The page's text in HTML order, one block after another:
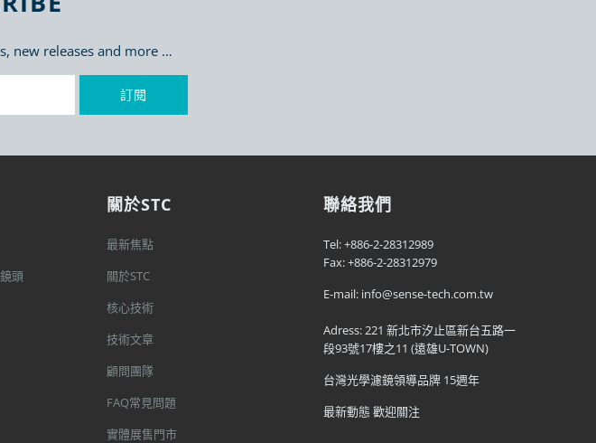
new releases and more …
頭
關於STC
最新焦點
關於STC
核心技術
技術文章
顧問團隊
FAQ常見問題
實體展售門市
聯絡我們
Tel: +886-2-28312989
Fax: +886-2-28312979
E-mail: info@sense-tech.com.tw
Adress: 221 新北市汐止區新台五路一
段93號17樓之11 (遠雄U-TOWN)
台灣光學濾鏡領導品牌 15週年
最新動態 歡迎關注